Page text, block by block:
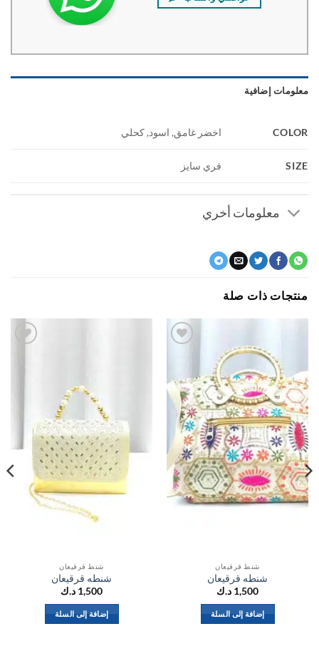
إضافية
اخضر غامق, اسود, كحلي
فري سايز
معلومات أخري
ذات صلة
المفضلة
شنط قرقيعان
شنطه قرقيعان
1,500د.ك
إضافة إلى السلة
شنط قرقيعان
شنطه قرقيعان
1,500د.ك
إضافة إلى السلة